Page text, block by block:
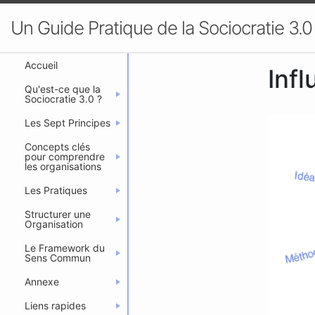
Un Guide Pratique de la Sociocratie 3.0
Accueil
Qu'est-ce que la
Sociocratie 3.0 ?
Les Sept Principes
Concepts clés
pour comprendre
les organisations
Les Pratiques
Structurer une
Organisation
Le Framework du
Sens Commun
Annexe
Liens rapides